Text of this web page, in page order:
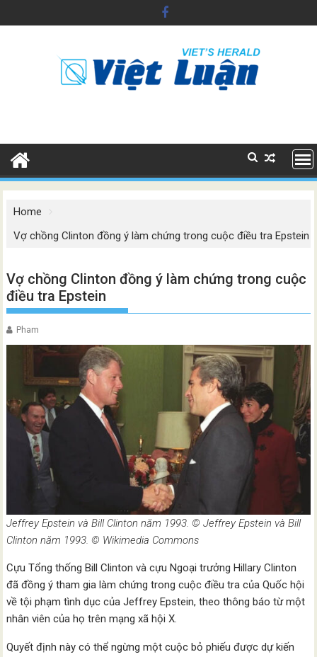
to
Home
Vợ chồng Clinton đồng ý làm chứng trong cuộc điều tra Epstein
Vợ chồng Clinton đồng ý làm chứng trong cuộc
điều tra Epstein
Pham
Jeffrey Epstein và Bill Clinton năm 1993. © Jeffrey Epstein và Bill
Clinton năm 1993. © Wikimedia Commons
Cựu Tổng thống Bill Clinton và cựu Ngoại trưởng Hillary Clinton
đã đồng ý tham gia làm chứng trong cuộc điều tra của Quốc hội
về tội phạm tình dục của Jeffrey Epstein, theo thông báo từ một
nhân viên của họ trên mạng xã hội X.
Quyết định này có thể ngừng một cuộc bỏ phiếu được dự kiến